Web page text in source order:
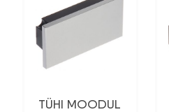
TÜHI MOODUL